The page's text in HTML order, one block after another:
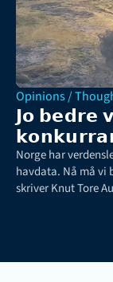
Opinions /
𝗝𝗼 𝗯𝗲𝗱𝗿𝗲
Norge har
havdata. Nå må vi
skriver Knut Tore